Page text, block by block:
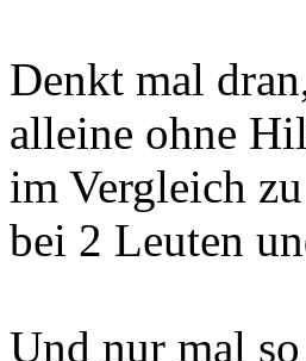
Denkt mal
alleine ohne
im Vergleich
bei 2 Leuten
Und nur mal